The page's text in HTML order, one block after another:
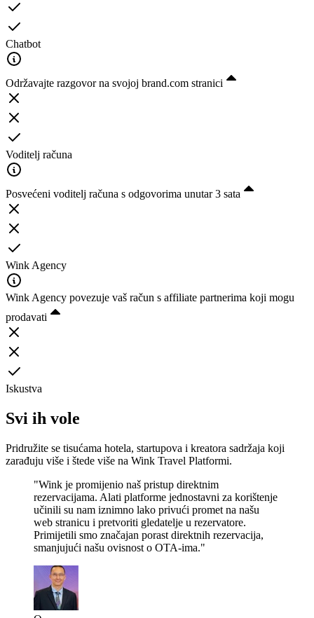
Chatbot
Održavajte razgovor na svojoj brand.com stranici
Voditelj računa
Posvećeni voditelj računa s odgovorima unutar 3 sata
Wink Agency
Wink Agency povezuje vaš račun s affiliate partnerima koji mogu
prodavati
Iskustva
Svi ih vole
Pridružite se tisućama hotela, startupova i kreatora sadržaja koji
zarađuju više i štede više na Wink Travel Platformi.
"Wink je promijenio naš pristup direktnim
rezervacijama. Alati platforme jednostavni za korištenje
učinili su nam iznimno lako privući promet na našu
web stranicu i pretvoriti gledatelje u rezervatore.
Primijetili smo značajan porast direktnih rezervacija,
smanjujući našu ovisnost o OTA-ima."